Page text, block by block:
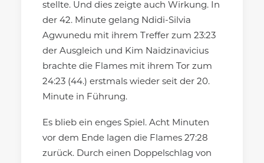
stellte. Und dies zeigte auch Wirkung. In
der 42. Minute gelang Ndidi-Silvia
Agwunedu mit ihrem Treffer zum 23:23
der Ausgleich und Kim Naidzinavicius
brachte die Flames mit ihrem Tor zum
24:23 (44.) erstmals wieder seit der 20.
Minute in Führung.
Es blieb ein enges Spiel. Acht Minuten
vor dem Ende lagen die Flames 27:28
zurück. Durch einen Doppelschlag von